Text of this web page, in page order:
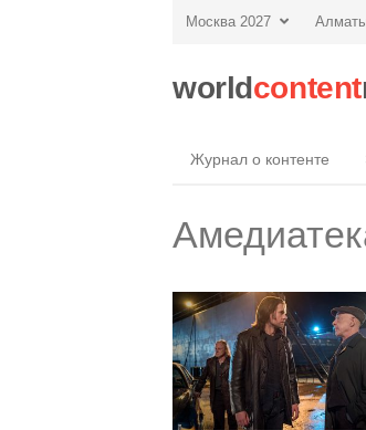
Москва 2027
worldcontent
Журнал о контенте